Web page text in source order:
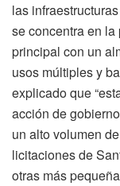
las
se concentra en
principal con un
usos múltiples y
explicado que
acción de
un alto volumen
licitaciones de
otras más